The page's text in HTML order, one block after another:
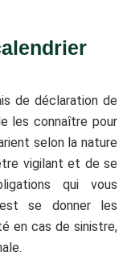
de déclaration de
les connaître pour
selon la nature
vigilant et de se
qui vous
se donner les
en cas de sinistre,